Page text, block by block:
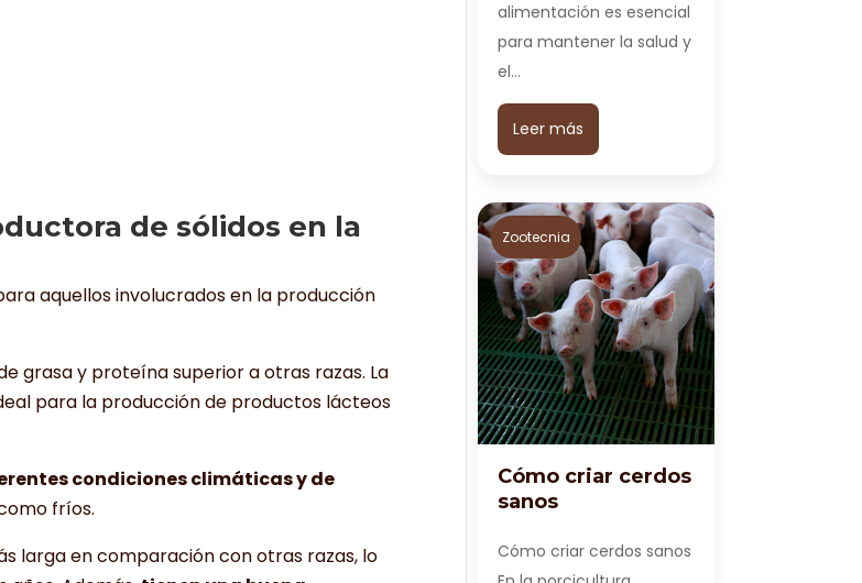
de sólidos en la
aquellos involucrados en la producción
grasa y proteína superior a otras razas. La
para la producción de productos lácteos
condiciones climáticas y de
fríos.
larga en comparación con otras razas, lo
alimentación es esencial
para mantener la salud y
el…
Leer más
Zootecnia
Cómo criar cerdos
sanos
Cómo criar cerdos sanos